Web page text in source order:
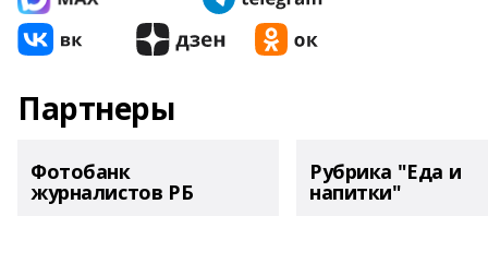
Партнеры
Фотобанк
журналистов РБ
Рубрика "Еда и
напитки"